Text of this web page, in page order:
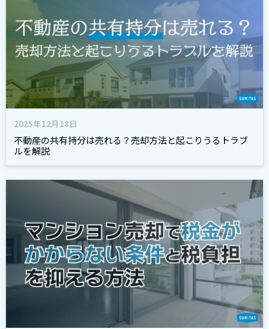
2025年12月18日
不動産の共有持分は売れる？売却方法と起こりうるトラブ
ルを解説